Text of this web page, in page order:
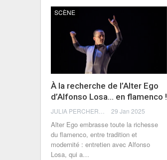
SCÈNE
À la recherche de l’Alter Ego
d’Alfonso Losa… en flamenco !
29 Jan 2025
Alter Ego embrasse toute la richesse
du flamenco, entre tradition et
modernité : entretien avec Alfonso
Losa, qui a…